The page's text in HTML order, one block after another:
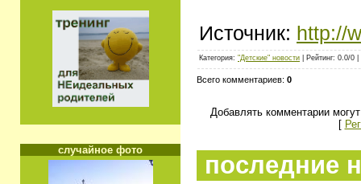
случайное фото
Источник: http://
Категория: "Детские" новости | Рейтинг: 0.0/0 |
Всего комментариев: 0
Добавлять комментарии
[
последние